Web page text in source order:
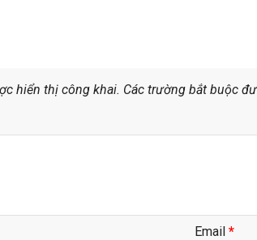
hiển thị công khai. Các trường bắt buộc
Email*